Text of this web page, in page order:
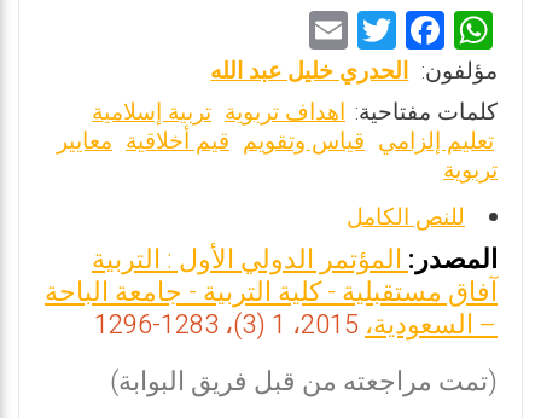
W
h
at
s
A
p
p
F
a
ce
b
o
k
T
wi
tt
er
m
ai
l
مؤلفون: الحدري خليل عبد الله
كلمات مفتاحية: اهداف تربوية تربية إسلامية
تعليم إلزامي قياس وتقويم قيم أخلاقية معايير
تربوية
للنص الكامل
المصدر:المؤتمر الدولي الأول : التربية
آفاق مستقبلية - كلية التربية - جامعة الباحة
– السعودية،
(تمت مراجعته من قبل فريق البوابة)